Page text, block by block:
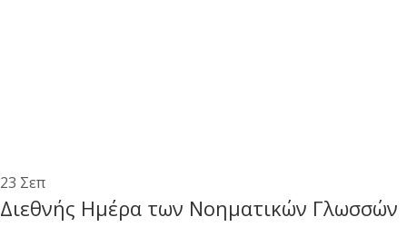
23 Σεπ
Διεθνής Ημέρα των Νοηματικών Γλωσσών